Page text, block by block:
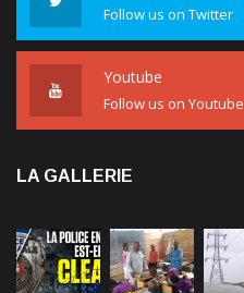
Follow us on Twitter
Youtube
Follow us on Youtube
LA GALLERIE